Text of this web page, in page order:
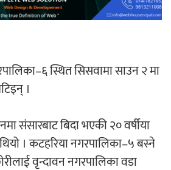
पर्खाल भत्किँदा दुई मजदुरको मृत्यु
सेवा सञ्चालनमा
स्थित सिसवामा साउन २ मा
।
संसारबाट बिदा भएकी २० वर्षीया
थियो । कटहरिया नगरपालिका–५ बस्ने
वृन्दावन नगरपालिका वडा